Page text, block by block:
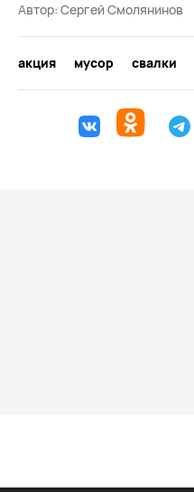
Автор: Сергей Смолянинов
акция мусор свалки